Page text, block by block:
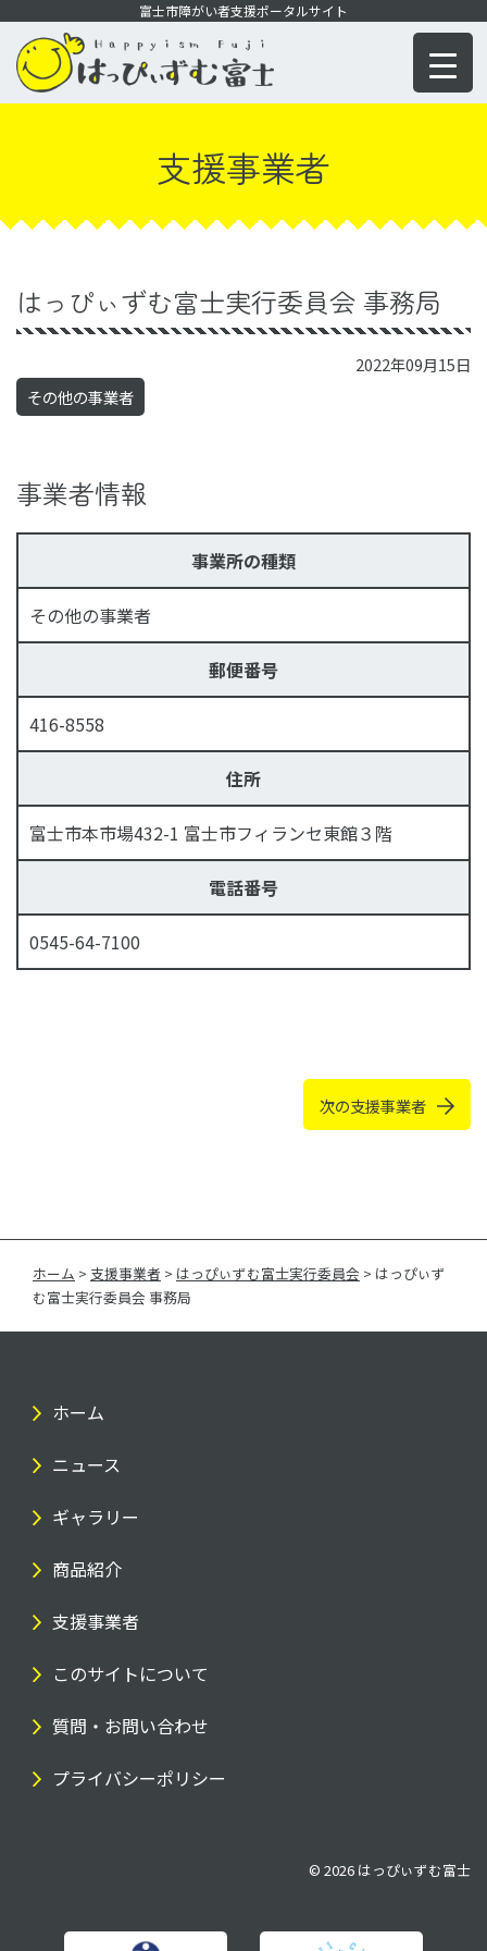
ン
動
富士市障がい者支援ポータルサイト
支援事業者
はっぴぃずむ富士実行委員会 事務局
2022年09月15日
その他の事業者
事業者情報
事業所の種類
その他の事業者
郵便番号
416-8558
住所
富士市本市場432-1 富士市フィランセ東館３階
電話番号
0545-64-7100
次の支援事業者
ホーム > 支援事業者 > はっぴぃずむ富士実行委員会 > はっぴぃず
む富士実行委員会 事務局
ホーム
ニュース
ギャラリー
商品紹介
支援事業者
このサイトについて
質問・お問い合わせ
プライバシーポリシー
© 2026 はっぴぃずむ富士